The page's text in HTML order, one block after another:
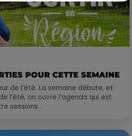
POUR CETTE SEMAINE
de l’été. La semaine débute, et
l’été, on ouvre l’agenda qui est
sessions...